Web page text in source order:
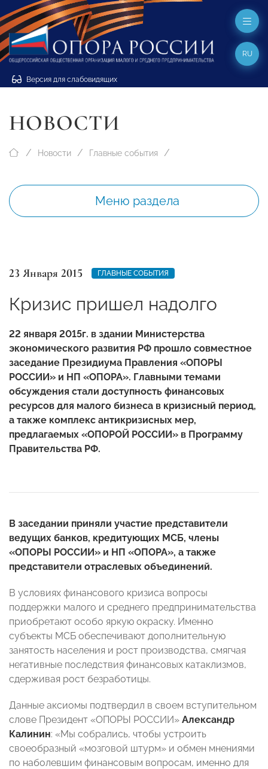
Версия для слабовидящих
RU
НОВОСТИ
Новости Главные события
Меню раздела
23 Января 2015 ГЛАВНЫЕ СОБЫТИЯ
Кризис пришел надолго
22 января 2015г. в здании Министерства
экономического развития РФ прошло совместное
заседание Президиума Правления «ОПОРЫ
РОССИИ» и НП «ОПОРА». Главными темами
обсуждения стали доступность финансовых
ресурсов для малого бизнеса в кризисный период,
а также комплекс антикризисных мер,
предлагаемых «ОПОРОЙ РОССИИ» в Программу
Правительства РФ.
В заседании приняли участие представители
ведущих банков, кредитующих МСБ, члены
«ОПОРЫ РОССИИ» и НП «ОПОРА», а также
представители отраслевых объединений.
В условиях финансового кризиса вопросы
поддержки малого и среднего предпринимательства
приобретают особо яркую окраску. Именно
субъекты МСБ обеспечивают дополнительную
занятость населения и рост производства, смягчая
негативные последствия финансовых катаклизмов,
сдерживая рост безработицы.
Данные аксиомы подтвердил в своем вступительном
слове Президент «ОПОРЫ РОССИИ» Александр
Калинин: «Мы собрались, чтобы устроить
своеобразный «мозговой штурм» и обмен мнениями
по наболевшим финансовым вопросам, именно для